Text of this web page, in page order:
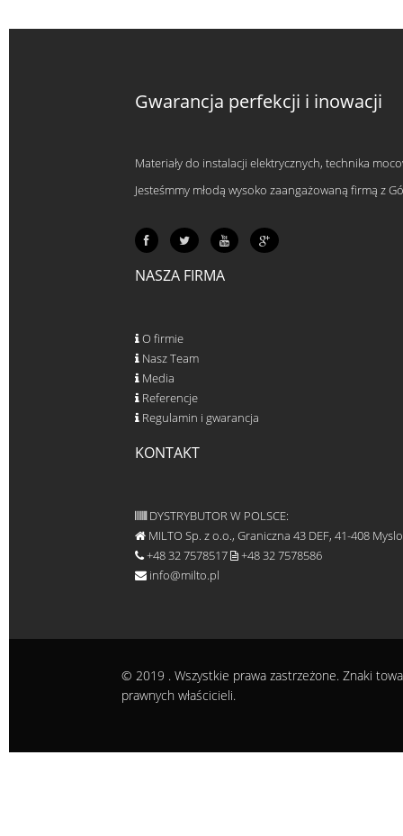
Gwarancja perfekcji i inowacji
Materiały do instalacji elektrycznych, technika
Jesteśmmy młodą wysoko zaangażowaną firmą z
NASZA FIRMA
O firmie
Nasz Team
Media
Referencje
Regulamin i gwarancja
KONTAKT
DYSTRYBUTOR W POLSCE:
MILTO Sp. z o.o., Graniczna 43 DEF, 41-408
+48 32 7578517
+48 32 7578586
info@milto.pl
© 2019 . Wszystkie prawa zastrzeżone. Znaki
prawnych właścicieli.